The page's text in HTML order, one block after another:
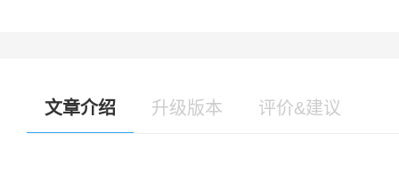
文章介绍 升级版本 评价&建议